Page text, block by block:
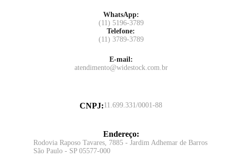
WhatsApp:
(11) 5196-3789
Telefone:
(11) 3789-3789
E-mail:
atendimento@widestock.com.br
CNPJ:11.699.331/0001-88
Endereço:
Rodovia Raposo Tavares, 7885 - Jardim Adhemar de Barros
São Paulo - SP 05577-000